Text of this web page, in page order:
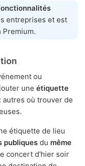
entreprises et est
Premium.
ou
une étiquette
où trouver de
étiquette de lieu
publiques du même
concert d'hier soir